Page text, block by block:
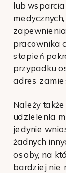
lub
pracownika
stopień
przypadku
adres
Należy
udzielenia
jedynie
żadnych
osoby, na
bardziej nie